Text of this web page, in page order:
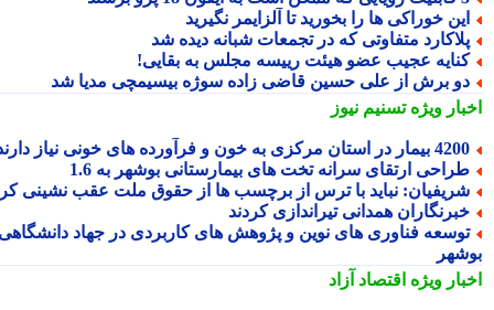
خوراکی ها را بخورید تا آلزایمر نگیرید
متفاوتی که در تجمعات شبانه دیده شد
عجیب عضو هیئت رییسه مجلس به بقایی!
برش از علی حسین قاضی زاده سوژه بیسیمچی مدیا شد
ویژهتسنیم نیوز
در استان مرکزی به خون و فرآورده های خونی نیاز دارند
ارتقای سرانه تخت های بیمارستانی بوشهر به 1.6
نباید با ترس از برچسب ها از حقوق ملت عقب نشینی کرد
همدانی تیراندازی کردند
فناوری های نوین و پژوهش های کاربردی در جهاد دانشگاهی
ویژهاقتصاد آزاد